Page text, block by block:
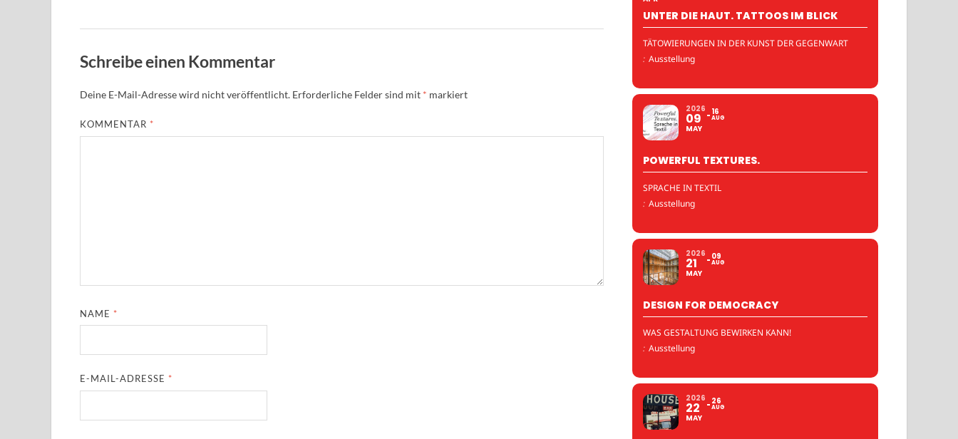
Schreibe einen Kommentar
Deine E-Mail-Adresse wird nicht veröffentlicht. Erforderliche Felder sind mit * markiert
KOMMENTAR *
NAME *
E-MAIL-ADRESSE *
UNTER DIE HAUT. TATTOOS IM BLICK
TÄTOWIERUNGEN IN DER KUNST DER GEGENWART
: Ausstellung
2026
09
MAY
16
AUG
POWERFUL TEXTURES.
SPRACHE IN TEXTIL
: Ausstellung
2026
21
MAY
09
AUG
DESIGN FOR DEMOCRACY
WAS GESTALTUNG BEWIRKEN KANN!
: Ausstellung
2026
22
MAY
26
AUG